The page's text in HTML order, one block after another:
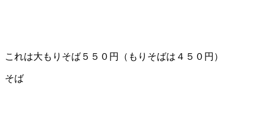
これは大もりそば５５０円（もりそばは４５０円）
そば